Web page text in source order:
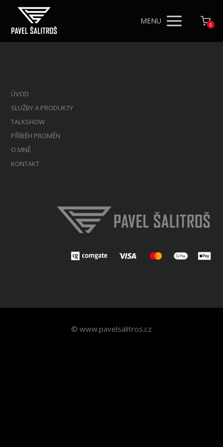
MENU 0
ÚVOD
SLUŽBY A PRODUKTY
TALKSHOW
PŘÍBĚH PROMĚN
O MNĚ
KONTAKT
© www.pavelsalitros.cz